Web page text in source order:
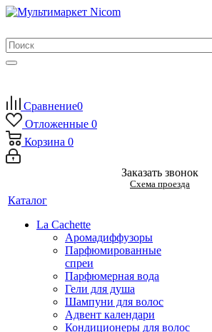
Сравнение0
Отложенные 0
Корзина 0
Заказать звонок
Схема проезда
Каталог
La Cachette
Аромадиффузоры
Парфюмированные
спреи
Парфюмерная вода
Гели для душа
Шампуни для волос
Адвент календари
Кондиционеры для волос